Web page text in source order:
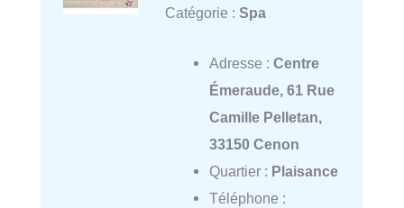
Catégorie : Spa
Adresse : Centre
Émeraude, 61 Rue
Camille Pelletan,
33150 Cenon
Quartier : Plaisance
Téléphone :